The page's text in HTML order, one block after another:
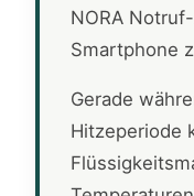
NORA
Smartphone
Gerade
Hitzeperiode